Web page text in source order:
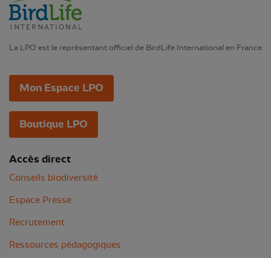
La LPO est le représentant officiel de BirdLife International en France
Mon Espace LPO
Boutique LPO
Accès direct
Conseils biodiversité
Espace Presse
Recrutement
Ressources pédagogiques